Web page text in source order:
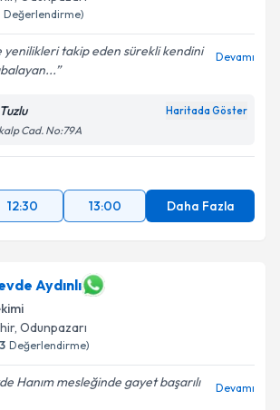
Değerlendirme)
takip eden sürekli kendini
Devamı
Haritada Göster
Cad. No:79A
12:30 13:00 Daha Fazla
Aydınlı
, Odunpazarı
Değerlendirme)
Hanım mesleğinde gayet başarılı
Devamı